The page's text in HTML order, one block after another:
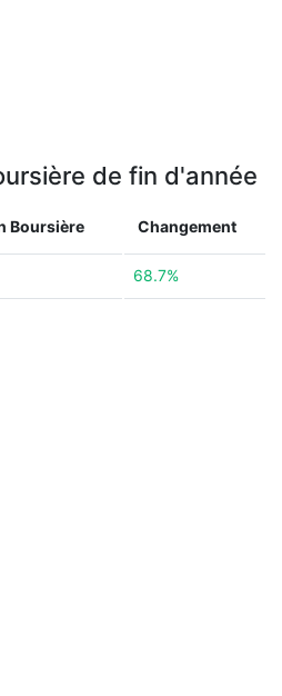
de fin d'année
Boursière Changement
68.7%